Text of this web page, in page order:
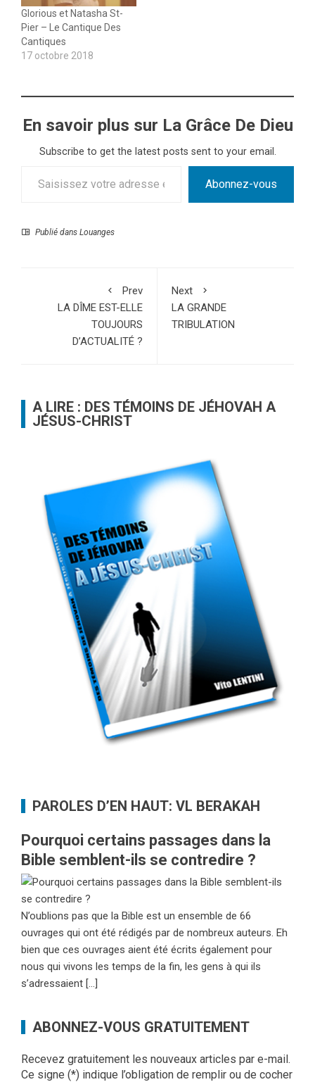
Glorious et Natasha St-
Pier – Le Cantique Des
Cantiques
17 octobre 2018
En savoir plus sur La Grâce De Dieu
Subscribe to get the latest posts sent to your email.
Abonnez-vous
Publié dans Louanges
Prev
LA DÎME EST-ELLE
TOUJOURS
D’ACTUALITÉ ?
Next
LA GRANDE
TRIBULATION
A LIRE : DES TÉMOINS DE JÉHOVAH A
JÉSUS-CHRIST
PAROLES D’EN HAUT: VL BERAKAH
Pourquoi certains passages dans la
Bible semblent-ils se contredire ?
N’oublions pas que la Bible est un ensemble de 66
ouvrages qui ont été rédigés par de nombreux auteurs. Eh
bien que ces ouvrages aient été écrits également pour
nous qui vivons les temps de la fin, les gens à qui ils
s’adressaient […]
ABONNEZ-VOUS GRATUITEMENT
Recevez gratuitement les nouveaux articles par e-mail.
Ce signe (*) indique l’obligation de remplir ou de cocher